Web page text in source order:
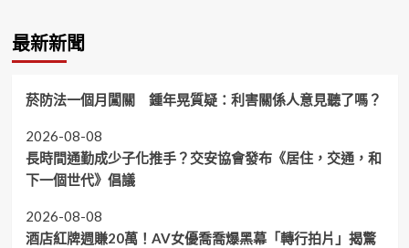
最新新聞
菸防法一個月闖關 鍾年晃質疑：利害關係人意見聽了嗎？
2026-08-08
長時間通勤成少子化推手？交安協會發布《居住，交通，和
下一個世代》倡議
2026-08-08
酒店紅牌週賺20萬！AV女優喬喬爆黑幕「轉行拍片」揭驚